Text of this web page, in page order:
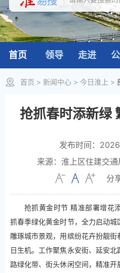
首页 领导 走进
首页 > 新闻中心 > 今日淮上 >
抢抓春时添新绿
发布时间：
来源：淮上区住建交通
分
抢抓黄金时节 精准部署增花
抓春季绿化黄金时节，全力启动
雕琢城市景观，用缤纷花卉扮靓
日生机。工作聚焦永安街、延安
路绿化带、街头休闲空间，精准